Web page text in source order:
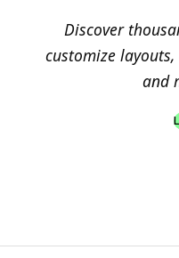
Discover
customize
and